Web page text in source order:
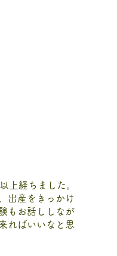
上経ちました。
出産をきっかけ
もお話ししなが
ればいいなと思